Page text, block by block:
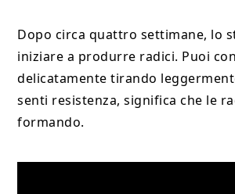
Dopo circa quattro settimane, lo
iniziare a produrre radici. Puoi
delicatamente tirando
senti resistenza, significa che le
formando.